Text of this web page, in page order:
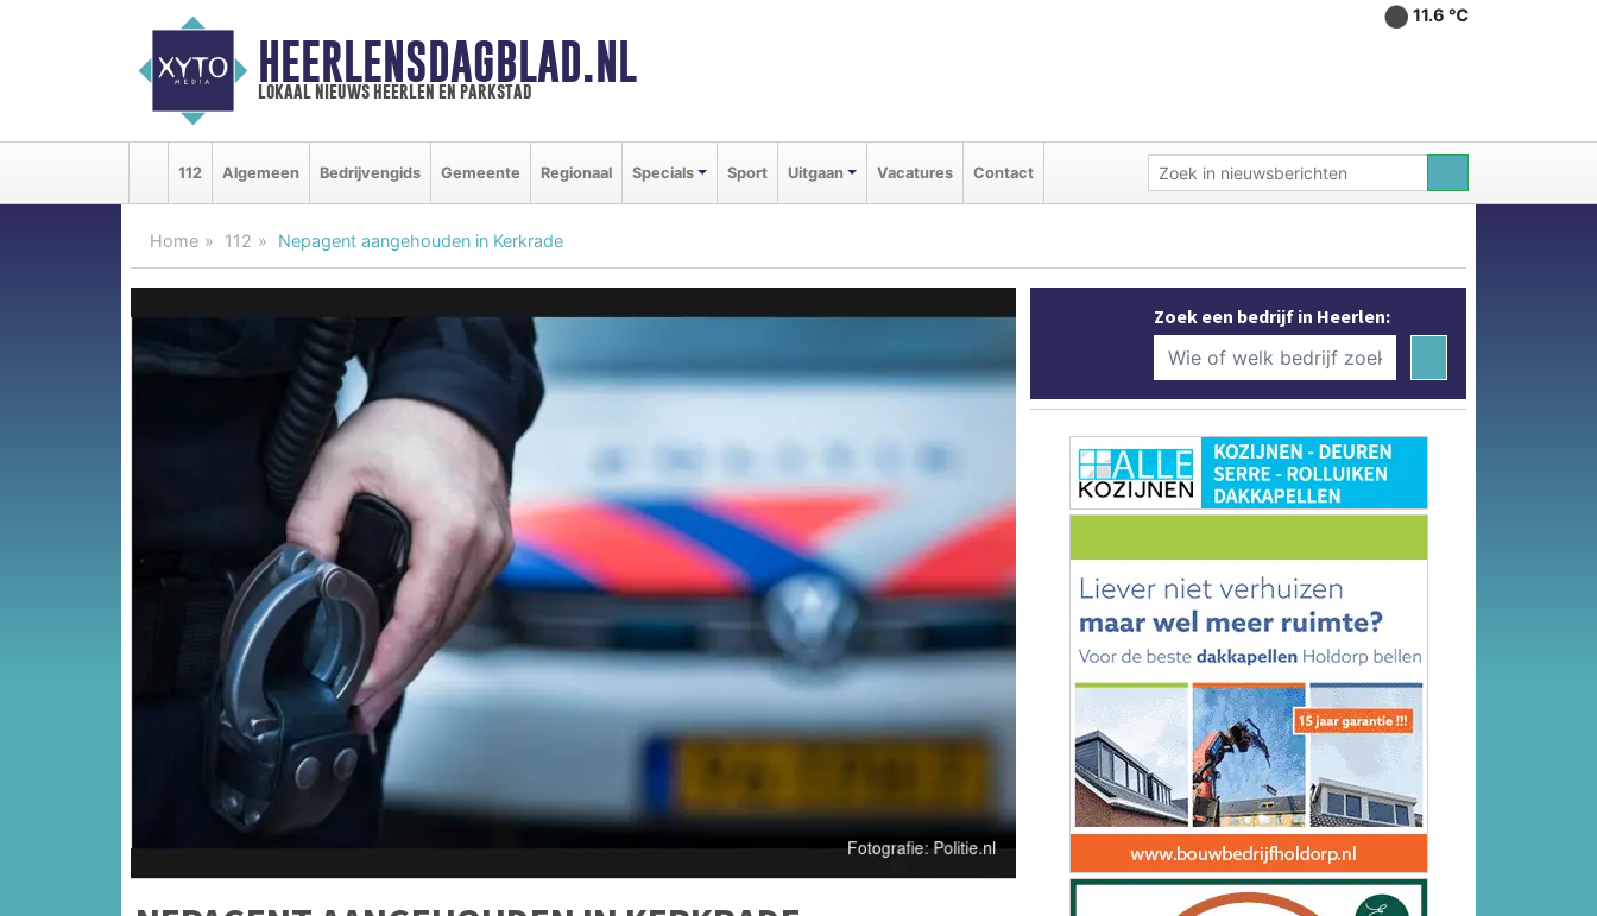
HEERLENSDAGBLAD.NL
lokaal nieuws heerlen en parkstad
11.6 ℃
112 Algemeen Bedrijvengids Gemeente Regionaal Specials Sport Uitgaan Vacatures Contact
Home 112 Nepagent aangehouden in Kerkrade
Zoek een bedrijf in Heerlen: